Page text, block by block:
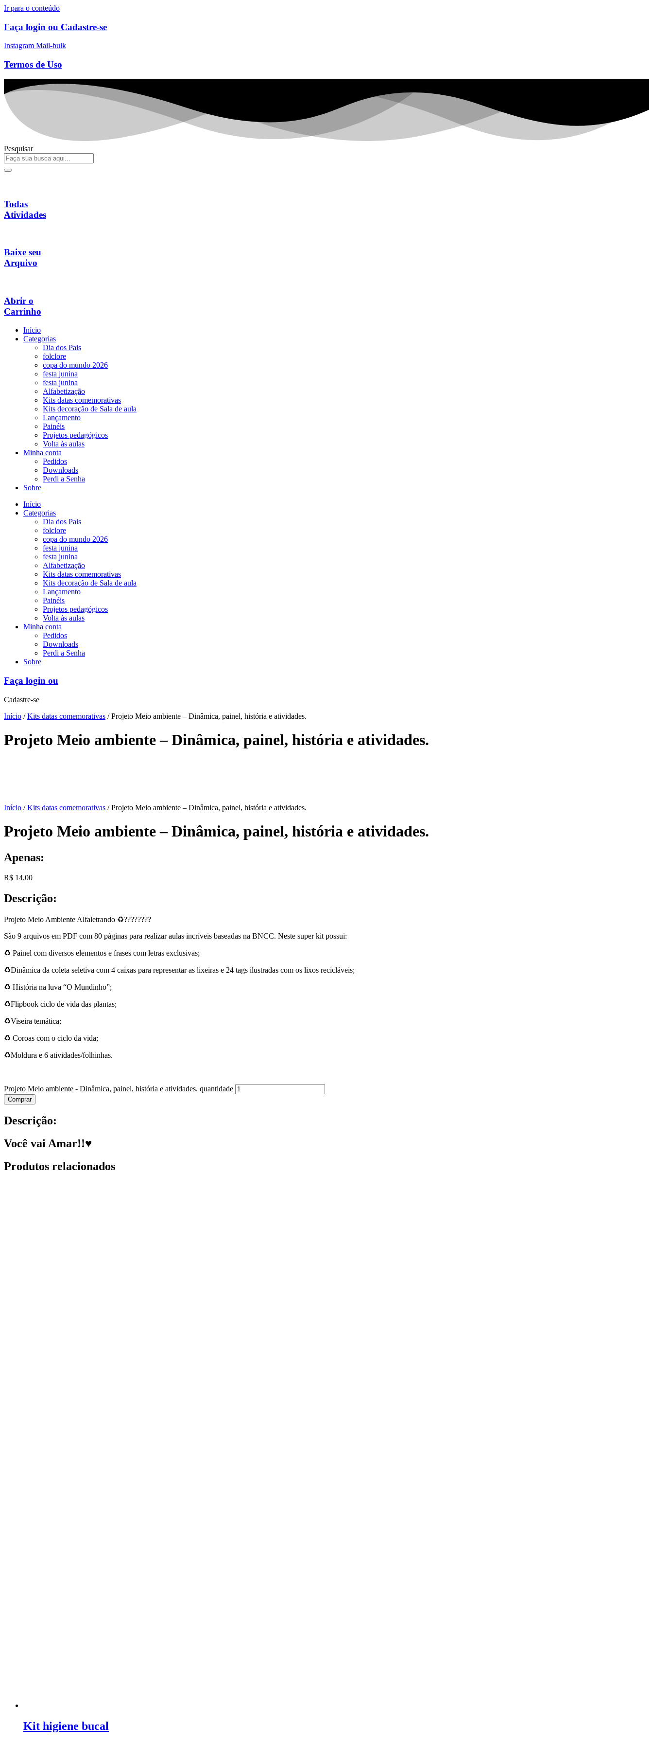
Ir para o conteúdo
Faça login ou Cadastre-se
Instagram Mail-bulk
Termos de Uso
Pesquisar
Todas
Atividades
Baixe seu
Arquivo
Abrir o
Carrinho
Início
Categorias
Dia dos Pais
folclore
copa do mundo 2026
festa junina
festa junina
Alfabetização
Kits datas comemorativas
Kits decoração de Sala de aula
Lançamento
Painéis
Projetos pedagógicos
Volta às aulas
Minha conta
Pedidos
Downloads
Perdi a Senha
Sobre
Início
Categorias
Dia dos Pais
folclore
copa do mundo 2026
festa junina
festa junina
Alfabetização
Kits datas comemorativas
Kits decoração de Sala de aula
Lançamento
Painéis
Projetos pedagógicos
Volta às aulas
Minha conta
Pedidos
Downloads
Perdi a Senha
Sobre
Faça login ou
Cadastre-se
Início /Kits datas comemorativas / Projeto Meio ambiente – Dinâmica, painel, história e atividades.
Projeto Meio ambiente – Dinâmica, painel, história e atividades.
Início /Kits datas comemorativas / Projeto Meio ambiente – Dinâmica, painel, história e atividades.
Projeto Meio ambiente – Dinâmica, painel, história e atividades.
Apenas:
R$ 14,00
Descrição:
Projeto Meio Ambiente Alfaletrando ♻️????????
São 9 arquivos em PDF com 80 páginas para realizar aulas incríveis baseadas na BNCC. Neste super kit possui:
♻️ Painel com diversos elementos e frases com letras exclusivas;
♻️Dinâmica da coleta seletiva com 4 caixas para representar as lixeiras e 24 tags ilustradas com os lixos recicláveis;
♻️ História na luva “O Mundinho”;
♻️Flipbook ciclo de vida das plantas;
♻️Viseira temática;
♻️ Coroas com o ciclo da vida;
♻️Moldura e 6 atividades/folhinhas.
Projeto Meio ambiente - Dinâmica, painel, história e atividades. quantidade
Comprar
Descrição:
Você vai Amar!!♥
Produtos relacionados
Kit higiene bucal